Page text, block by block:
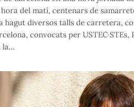
del matí, centenars de
diversos talls de carretera,
convocats per
la…